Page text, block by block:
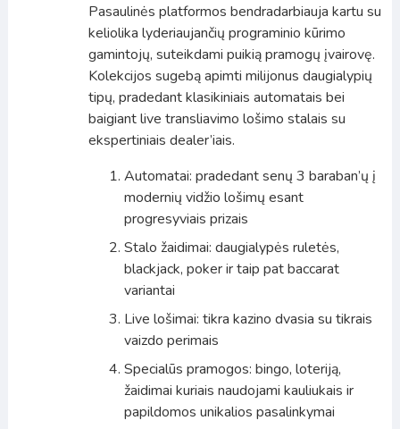
Pasaulinės platformos bendradarbiauja kartu su
keliolika lyderiaujančių programinio kūrimo
gamintojų, suteikdami puikią pramogų įvairovę.
Kolekcijos sugebą apimti milijonus daugialypių
tipų, pradedant klasikiniais automatais bei
baigiant live transliavimo lošimo stalais su
ekspertiniais dealer’iais.
Automatai: pradedant senų 3 baraban’ų į
modernių vidžio lošimų esant
progresyviais prizais
Stalo žaidimai: daugialypės ruletės,
blackjack, poker ir taip pat baccarat
variantai
Live lošimai: tikra kazino dvasia su tikrais
vaizdo perimais
Specialūs pramogos: bingo, loteriją,
žaidimai kuriais naudojami kauliukais ir
papildomos unikalios pasalinkymai